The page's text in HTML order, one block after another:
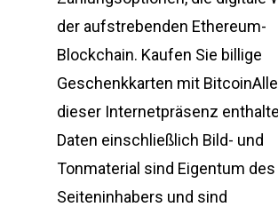
der aufstrebenden Ethereum-
Blockchain. Kaufen Sie billige
Geschenkkarten mit
dieser Internetpräsenz
Daten einschließlich Bild- und
Tonmaterial sind Eigentum des
Seiteninhabers und sind